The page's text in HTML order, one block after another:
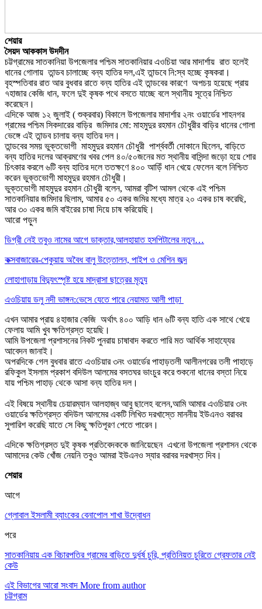
শেয়ার
সৈয়দ আককাস উদদীন
চট্টগ্রামের সাতকানিয়া উপজেলার পশ্চিম সাতকানিয়ার এওচিয়া আর মাদার্শায় রাত হলেই
ধানের গোলায় তান্ডব চালাচ্ছে বন্য হাতির দল,এই তান্ডবে নি:স্ব হচ্ছে কৃষকরা।
বৃহস্পতিবার রাত আর বুধবার রাতে বন্য হাতির এই তান্ডবের কারণে অপচয় হয়েছে প্রায়
৭হাজার কেজি ধান, ফলে দুই কৃষক পথে বসতে যাচ্ছে বলে স্থানীয় সূত্রে নিশ্চিত
করেছেন।
এদিকে আজ ১২ জুলাই ( শুক্রবার) বিকালে উপজেলার মাদার্শার ২নং ওয়ার্ডের শাহনগর
গ্রামের পশ্চিম সিকদারের বাড়ির জমিদার মো: মাহমুদুর রহমান চৌধুরীর বাড়ির ধানের গোলা
ভেঙ্গে এই তান্ডব চালায় বন্য হাতির দল।
তান্ডবের সময় ভুক্তভোগী মাহমুদুর রহমান চৌধুরী পার্শ্ববর্তী দোকানে ছিলেন, বাড়িতে
বন্য হাতির দলের আক্রমণের খবর পেল ৪০/৫০জনের মত স্থানীয় বাসিন্দা জড়ো হয়ে শোর
চিৎকার করলে ৬টি বন্য হাতির দলে ততক্ষণে ৪০০ আড়িঁ ধান খেয়ে ফেলেন বলে নিশ্চিত
করেন ভুক্তভোগী মাহমুদুর রহমান চৌধুরী।
ভুক্তভোগী মাহমুদুর রহমান চৌধুরী বলেন, আমরা বৃটিশ আমল থেকে এই পশ্চিম
সাতকানিয়ার জমিদার ছিলাম, আমার ৫০ একর জমির মধ্যে মাত্র ২০ একর চাষ করেছি,
আর ৩০ একর জমি বাইরের চাষা দিয়ে চাষ করিয়েছি।
আরো পড়ুন
ডিগ্রী নেই তবুও নামের আগে ডাক্তার,আলহায়াত হসপিটালের নতুন…
কক্সবাজারের-পেকুয়ায় অবৈধ বালু উত্তোলন, পাইপ ও মেশিন জব্দ
লোহাগাড়ায় বিদ্যুৎস্পৃষ্ট হয়ে মাদ্রাসা ছাত্রের মৃত্যু
এওচিয়ায় ডলু নদী ভাঙ্গন:ভেসে যেতে পারে নেয়ামত আলী পাড়া
এখন আমার প্রায় ৪হাজার কেজি অর্থাৎ ৪০০ আড়ি ধান ৬টি বন্য হাতি এক সাথে খেয়ে
ফেলায় আমি খুব ক্ষতিগ্রস্ত হয়েছি।
আমি উপজেলা প্রশাসনের নিকট পুনরায় চাষাবাদ করতে পারি মত আর্থিক সাহায্যের
আবেদন জানাই।
অপরদিকে গেল বুধবার রাতে এওচিয়ার ৩নং ওয়ার্ডের পাহাড়তলী আলীনগরের তলী পাহাড়ে
রফিকুল ইসলাম প্রকাশ বদিউল আলমের বসতঘর ভাংচুর করে শুকনো ধানের বস্তা নিয়ে
যায় পশ্চিম পাহাড় থেকে আসা বন্য হাতির দল।
এই বিষয়ে স্থানীয় চেয়ারম্যান আলহাজ্ব আবু ছালেহ বলেন,আমি আমার এওচিয়ার ৩নং
ওয়ার্ডের ক্ষতিগ্রস্ত বদিউল আলমের একটি লিখিত দরখাস্তে মাননীয় ইউএনও বরাবর
সুপারিশ করেছি যাতে সে কিছু ক্ষতিপূরণ পেতে পারেন।
এদিকে ক্ষতিগ্রস্ত দুই কৃষক প্রতিবেদককে জানিয়েছেন এখনো উপজেলা প্রশাসন থেকে
আমাদের কেউ খোঁজ নেয়নি তবুও আমরা ইউএনও স্যার বরাবর দরখাস্ত দিব।
শেয়ার
আগে
গ্লোবাল ইসলামী ব্যাংকের বেনাপোল শাখা উদ্বোধন
পরে
সাতকানিয়ায় এক বিচারপতির গ্রামের বাড়িতে দুর্ধর্ষ চুরি, প্রতিনিয়ত চুরিতে গ্রেফতার নেই
কেউ
এই বিভাগের আরো সংবাদ More from author
চট্টগ্রাম